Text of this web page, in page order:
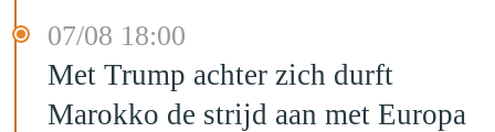
07/08 18:00
Met Trump achter zich durft
Marokko de strijd aan met Europa